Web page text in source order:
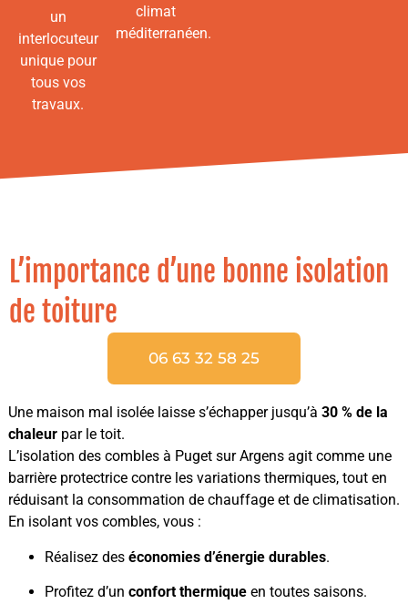
un
interlocuteur
unique pour
tous vos
travaux.
climat
méditerranéen.
L’importance d’une bonne isolation
de toiture
06 63 32 58 25
Une maison mal isolée laisse s’échapper jusqu’à 30 % de la
chaleur par le toit.
L’isolation des combles à Puget sur Argens agit comme une
barrière protectrice contre les variations thermiques, tout en
réduisant la consommation de chauffage et de climatisation.
En isolant vos combles, vous :
Réalisez des économies d’énergie durables.
Profitez d’un confort thermique en toutes saisons.